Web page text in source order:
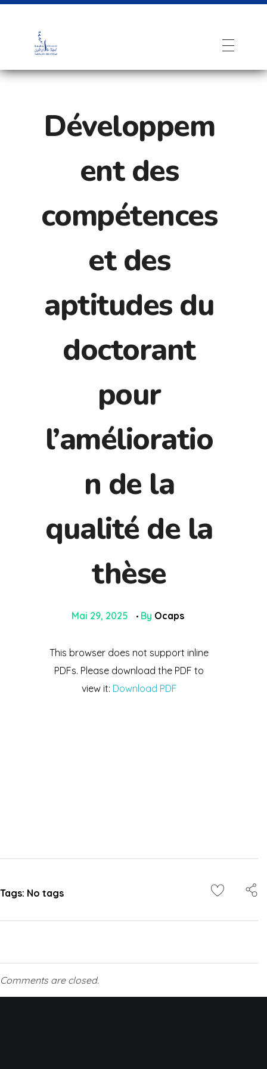
Développem
ent des
compétences
et des
aptitudes du
doctorant
pour
l’amélioratio
n de la
qualité de la
thèse
Mai 29, 2025 By Ocaps
This browser does not support inline
PDFs. Please download the PDF to
view it: Download PDF
Tags: No tags
Comments are closed.